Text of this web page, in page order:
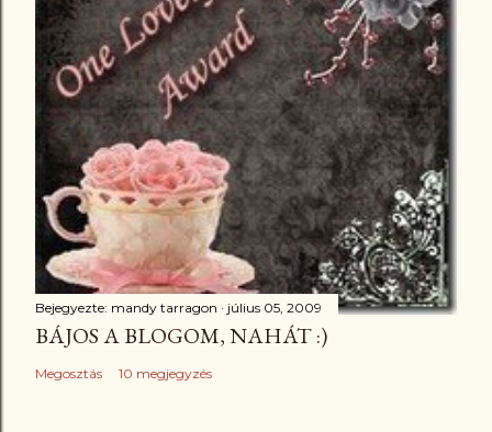
Bejegyezte: mandy tarragon július 05, 2009
BÁJOS A BLOGOM, NAHÁT :)
Megosztás 10 megjegyzés